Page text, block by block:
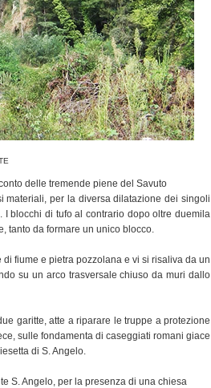
delle tremende piene del Savuto
materiali, per la diversa dilatazione dei singoli
blocchi di tufo al contrario dopo oltre duemila
tanto da formare un unico blocco.
fiume e pietra pozzolana e vi si risaliva da un
su un arco trasversale chiuso da muri dallo
garitte, atte a riparare le truppe a protezione
sulle fondamenta di caseggiati romani giace
di S. Angelo.
S. Angelo, per la presenza di una chiesa